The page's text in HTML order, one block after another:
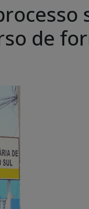
de